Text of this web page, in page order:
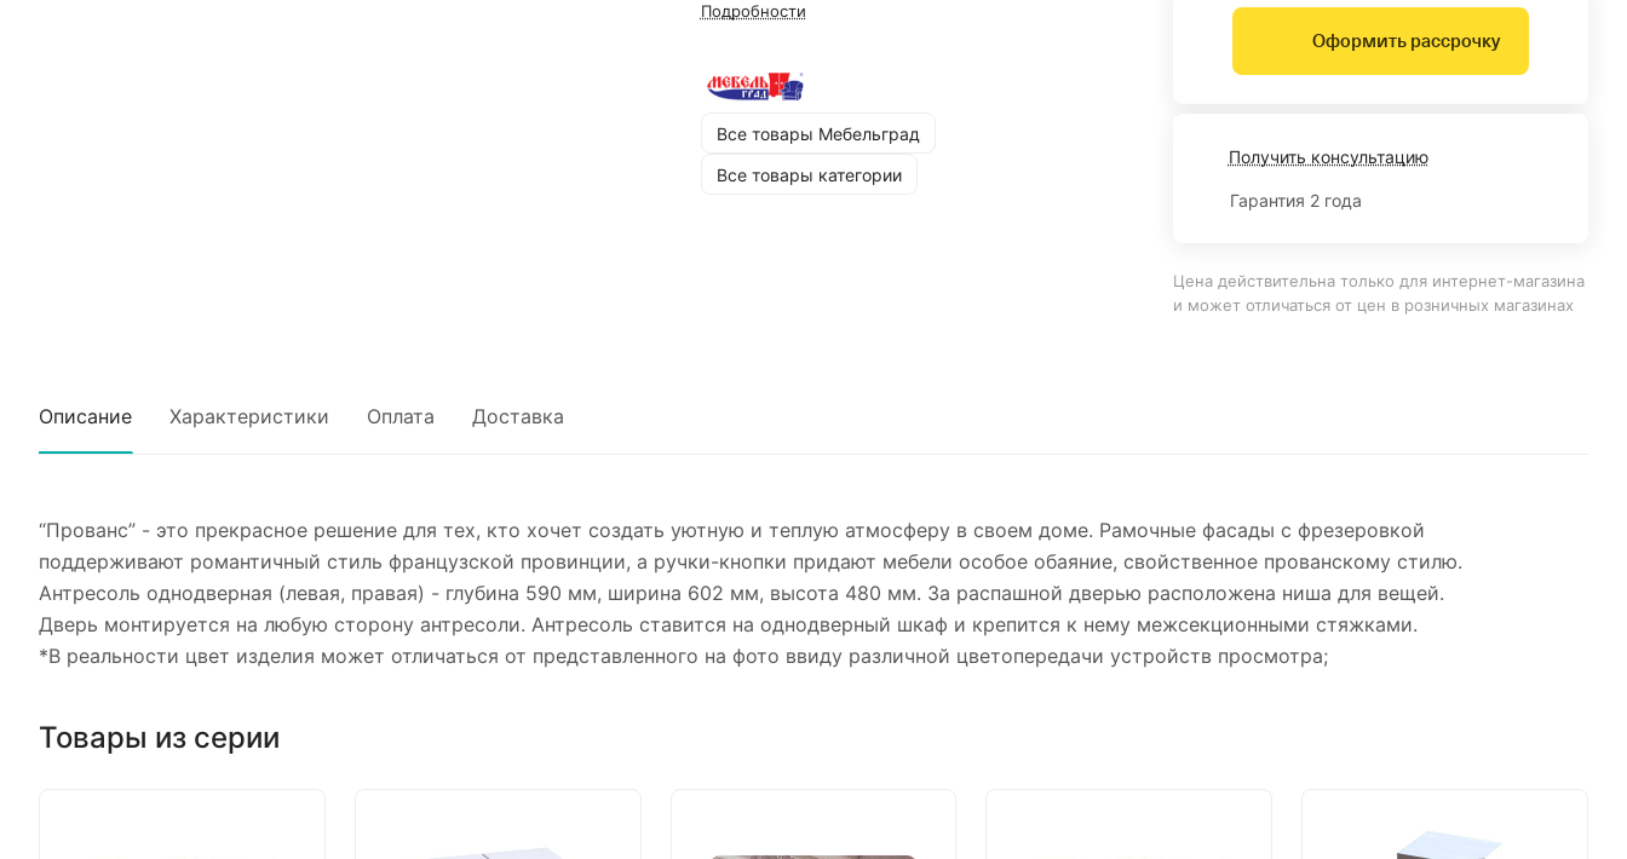
Подробности
Все товары Мебельград
Все товары категории
Оформить рассрочку
Получить консультацию
Гарантия 2 года
Цена действительна только для интернет-магазина
и может отличаться от цен в розничных магазинах
Описание Характеристики Оплата Доставка
“Прованс” - это прекрасное решение для тех, кто хочет создать уютную и теплую атмосферу в своем доме. Рамочные фасады с фрезеровкой
поддерживают романтичный стиль французской провинции, а ручки-кнопки придают мебели особое обаяние, свойственное прованскому стилю.
Антресоль однодверная (левая, правая) - глубина 590 мм, ширина 602 мм, высота 480 мм. За распашной дверью расположена ниша для вещей.
Дверь монтируется на любую сторону антресоли. Антресоль ставится на однодверный шкаф и крепится к нему межсекционными стяжками.
*В реальности цвет изделия может отличаться от представленного на фото ввиду различной цветопередачи устройств просмотра;
Товары из серии